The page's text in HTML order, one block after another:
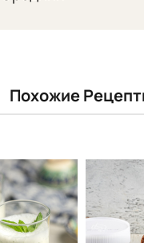
Похожие